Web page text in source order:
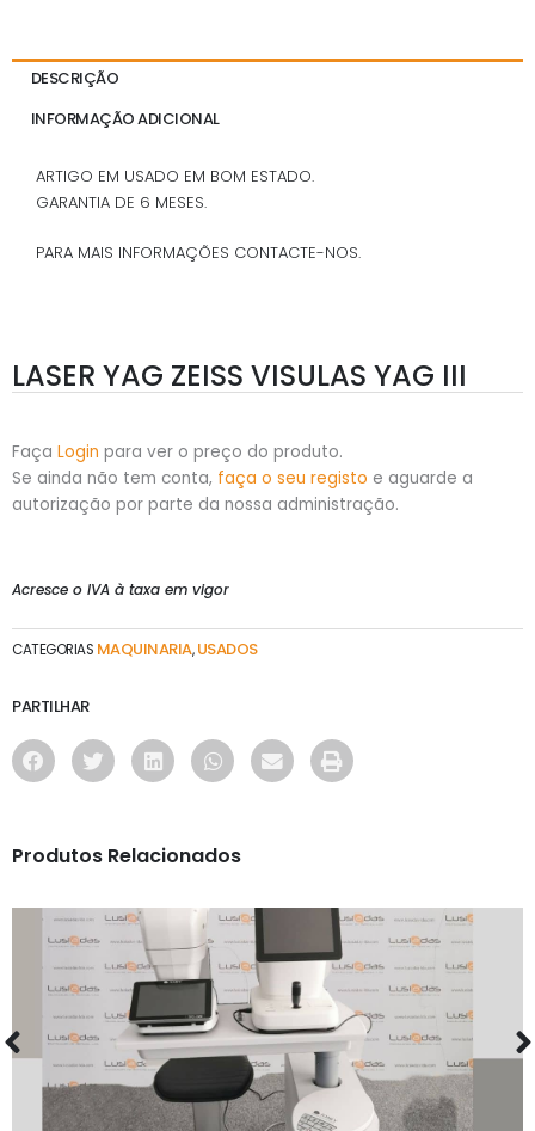
DESCRIÇÃO
INFORMAÇÃO ADICIONAL
ARTIGO EM USADO EM BOM ESTADO.
GARANTIA DE 6 MESES.
PARA MAIS INFORMAÇÕES CONTACTE-NOS.
LASER YAG ZEISS VISULAS YAG III
Faça Login para ver o preço do produto.
Se ainda não tem conta, faça o seu registo e aguarde a
autorização por parte da nossa administração.
Acresce o IVA à taxa em vigor
CATEGORIAS MAQUINARIA,USADOS
PARTILHAR
Produtos Relacionados
MAQUINARIA
UNIDADE OFTALMICA TOMEY THRU 800 C/ BRAÇO
NOVA